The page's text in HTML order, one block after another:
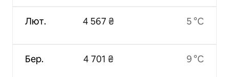
Лют.
Бер.
4 567 ₴
4 701 ₴
5 °C
9 °C